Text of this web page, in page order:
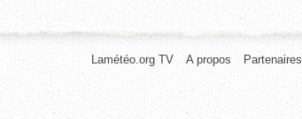
Partenaires
A propos
Lamétéo.org TV